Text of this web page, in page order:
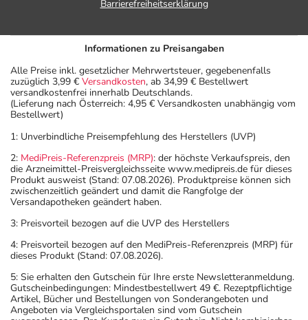
bestimmungsgemäßem Gebrauch beeinträchtigt sein.
Achten Sie vor allem darauf, wenn Sie am Straßenverkehr
teilnehmen oder Maschinen (auch im Haushalt) bedienen,
mit denen Sie sich verletzen können.
- Vermeiden Sie übermäßige UV-Strahlung, z.B. in
Solarien oder bei ausgedehnten Sonnenbädern, weil die
Haut während der Anwendung des Arzneimittels
empfindlicher reagiert.
- Dieses Arzneimittel enthält Stoffe, die unter
Umständen als Dopingstoffe eingeordnet werden
- Vorsicht bei Allergie gegen Sulfonamide!
- Vorsicht bei Allergie gegen Maisstärke!
- Vorsicht bei einer Unverträglichkeit gegenüber Lactose.
Wenn Sie eine Diabetes-Diät einhalten müssen, sollten
Sie den Zuckergehalt berücksichtigen.
- Es kann Arzneimittel geben, mit denen
Barrierefreiheitserklärung
Informationen zu Preisangaben
Alle Preise inkl. gesetzlicher Mehrwertsteuer, gegebenenfalls
zuzüglich 3,99 € Versandkosten, ab 34,99 € Bestellwert
versandkostenfrei innerhalb Deutschlands.
(Lieferung nach Österreich: 4,95 € Versandkosten unabhängig vom
Bestellwert)
1: Unverbindliche Preisempfehlung des Herstellers (UVP)
2: MediPreis-Referenzpreis (MRP): der höchste Verkaufspreis, den
die Arzneimittel-Preisvergleichsseite www.medipreis.de für dieses
Produkt ausweist (Stand: 07.08.2026). Produktpreise können sich
zwischenzeitlich geändert und damit die Rangfolge der
Versandapotheken geändert haben.
3: Preisvorteil bezogen auf die UVP des Herstellers
4: Preisvorteil bezogen auf den MediPreis-Referenzpreis (MRP) für
dieses Produkt (Stand: 07.08.2026).
5: Sie erhalten den Gutschein für Ihre erste Newsletteranmeldung.
Gutscheinbedingungen: Mindestbestellwert 49 €. Rezeptpflichtige
Artikel, Bücher und Bestellungen von Sonderangeboten und
Angeboten via Vergleichsportalen sind vom Gutschein